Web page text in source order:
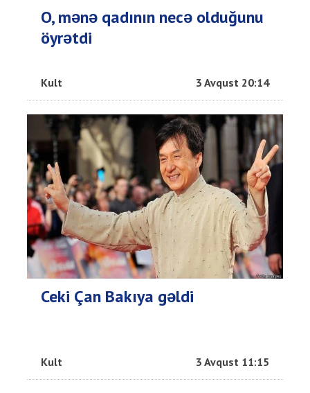
O, mənə qadının necə olduğunu
öyrətdi
Kult 3 Avqust 20:14
Ceki Çan Bakıya gəldi
Kult 3 Avqust 11:15